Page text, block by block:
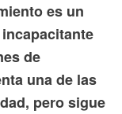
es un
de
una de las
pero sigue